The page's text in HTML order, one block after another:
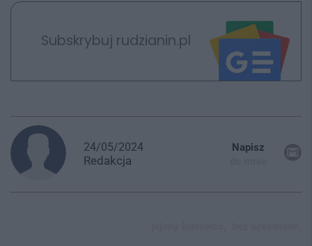
Subskrybuj rudzianin.pl
24/05/2024
Redakcja
Napisz